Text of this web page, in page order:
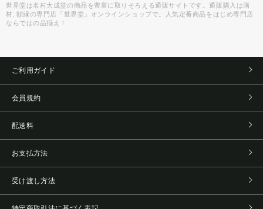
世界堂は名村大成堂の商品を豊富に取りそろえる通販サイトです。通販購入は画
材, 額縁の専門店「世界堂」オンラインショップで。人気定番商品をはじめ専門店
ならではの品揃え！
ご利用ガイド
会員規約
配送料
お支払方法
受け渡し方法